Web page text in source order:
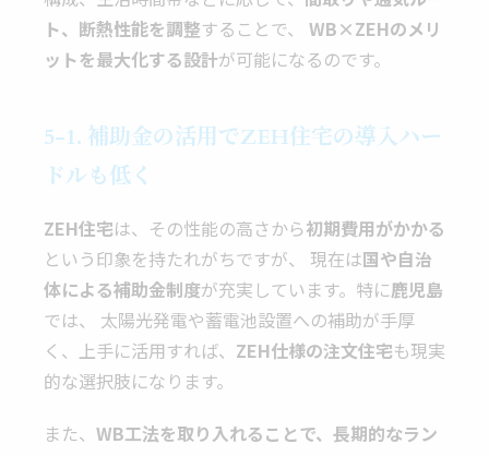
ト、断熱性能を調整することで、 WB×ZEHのメリ
ットを最大化する設計が可能になるのです。
5-1. 補助金の活用でZEH住宅の導入ハー
ドルも低く
ZEH住宅は、その性能の高さから初期費用がかかる
という印象を持たれがちですが、 現在は国や自治
体による補助金制度が充実しています。特に鹿児島
では、 太陽光発電や蓄電池設置への補助が手厚
く、上手に活用すれば、 ZEH仕様の注文住宅も現実
的な選択肢になります。
また、 WB工法を取り入れることで、長期的なラン